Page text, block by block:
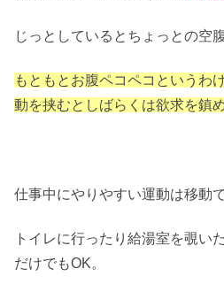
じっとしているとちょっとの空
もともとお腹ペコペコというわ
動を挟むとしばらくは欲求を鎮
仕事中にやりやすい運動は移動で
トイレに行ったり給湯室を覗い
だけでもOK。